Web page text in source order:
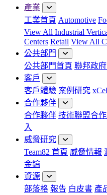
產業
工業首頁 Automotive
View All Industrial
Centers Retail View All
公共部門
公共部門首頁 聯邦政
客戶
客戶體驗 案例研究
合作夥伴
合作夥伴 技術聯盟合
入
威脅研究
Team82 首頁 威脅情報
金鑰
資源
部落格 報告 白皮書 產